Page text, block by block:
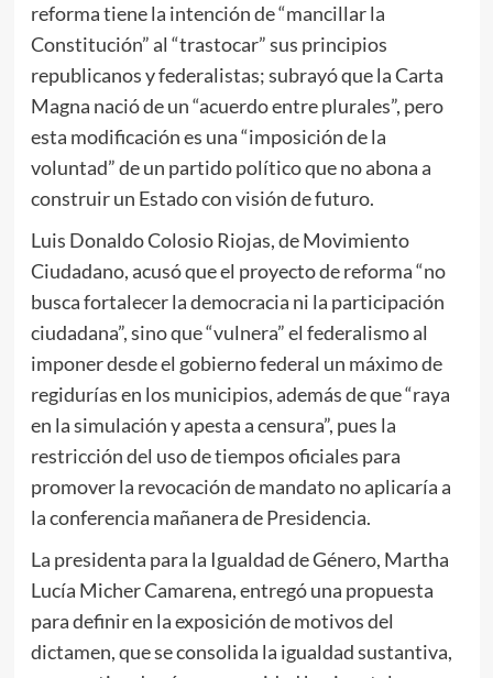
reforma tiene la intención de “mancillar la
Constitución” al “trastocar” sus principios
republicanos y federalistas; subrayó que la Carta
Magna nació de un “acuerdo entre plurales”, pero
esta modificación es una “imposición de la
voluntad” de un partido político que no abona a
construir un Estado con visión de futuro.
Luis Donaldo Colosio Riojas, de Movimiento
Ciudadano, acusó que el proyecto de reforma “no
busca fortalecer la democracia ni la participación
ciudadana”, sino que “vulnera” el federalismo al
imponer desde el gobierno federal un máximo de
regidurías en los municipios, además de que “raya
en la simulación y apesta a censura”, pues la
restricción del uso de tiempos oficiales para
promover la revocación de mandato no aplicaría a
la conferencia mañanera de Presidencia.
La presidenta para la Igualdad de Género, Martha
Lucía Micher Camarena, entregó una propuesta
para definir en la exposición de motivos del
dictamen, que se consolida la igualdad sustantiva,